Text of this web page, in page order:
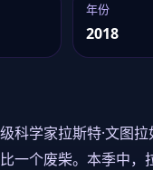
年份
2018
科学家拉斯特·文图
一个废柴。本季中，